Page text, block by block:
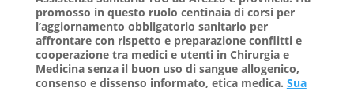
promosso in questo ruolo centinaia di corsi per
l’aggiornamento obbligatorio sanitario per
affrontare con rispetto e preparazione conflitti e
cooperazione tra medici e utenti in Chirurgia e
Medicina senza il buon uso di sangue allogenico,
consenso e dissenso informato, etica medica. Sua